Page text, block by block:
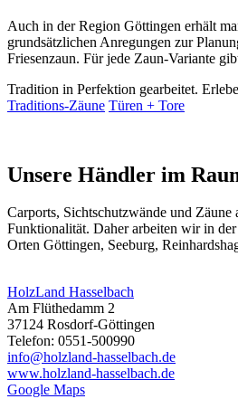
Auch in der Region Göttingen erhält
grundsätzlichen Anregungen zur
Friesenzaun. Für jede Zaun-Variante
Tradition in Perfektion gearbeitet.
Traditions-Zäune Türen + Tore
Unsere Händler im
Carports, Sichtschutzwände und Zäune
Funktionalität. Daher arbeiten wir in
Orten Göttingen, Seeburg,
HolzLand Hasselbach
Am Flüthedamm 2
37124 Rosdorf-Göttingen
Telefon: 0551-500990
info@holzland-hasselbach.de
www.holzland-hasselbach.de
Google Maps